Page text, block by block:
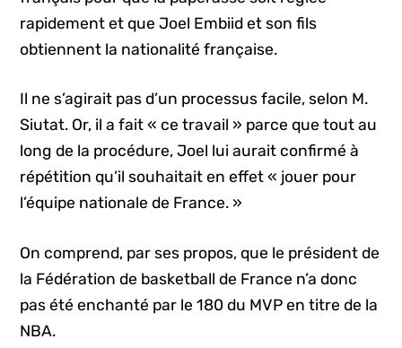
rapidement et que Joel Embiid et son fils
obtiennent la nationalité française.
Il ne s’agirait pas d’un processus facile, selon M.
Siutat. Or, il a fait « ce travail » parce que tout au
long de la procédure, Joel lui aurait confirmé à
répétition qu’il souhaitait en effet « jouer pour
l’équipe nationale de France. »
On comprend, par ses propos, que le président de
la Fédération de basketball de France n’a donc
pas été enchanté par le 180 du MVP en titre de la
NBA.